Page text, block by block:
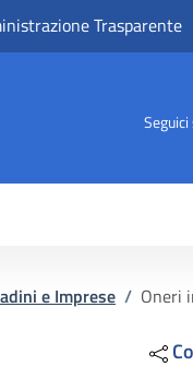
Trasparente
Seguici
e Imprese / Oneri